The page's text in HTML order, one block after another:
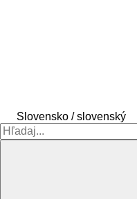
Slovensko / slovenský